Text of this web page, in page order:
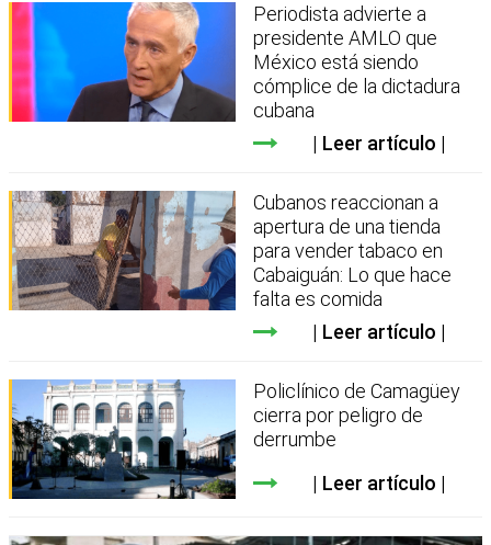
Periodista advierte a
presidente AMLO que
México está siendo
cómplice de la dictadura
cubana
Leer artículo
Cubanos reaccionan a
apertura de una tienda
para vender tabaco en
Cabaiguán: Lo que hace
falta es comida
Leer artículo
Policlínico de Camagüey
cierra por peligro de
derrumbe
Leer artículo